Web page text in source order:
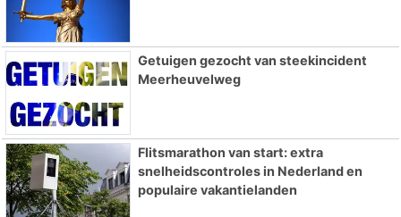
Getuigen gezocht van steekincident
Meerheuvelweg
Flitsmarathon van start: extra
snelheidscontroles in Nederland en
populaire vakantielanden